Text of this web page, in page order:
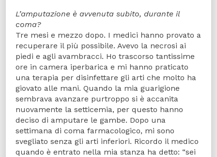
L’amputazione è avvenuta subito, durante il
coma?
Tre mesi e mezzo dopo. I medici hanno provato a
recuperare il più possibile. Avevo la necrosi ai
piedi e agli avambracci. Ho trascorso tantissime
ore in camera iperbarica e mi hanno praticato
una terapia per disinfettare gli arti che molto ha
giovato alle mani. Quando la mia guarigione
sembrava avanzare purtroppo si è accanita
nuovamente la setticemia, per questo hanno
deciso di amputare le gambe. Dopo una
settimana di coma farmacologico, mi sono
svegliato senza gli arti inferiori. Ricordo il medico
quando è entrato nella mia stanza ha detto: “sei